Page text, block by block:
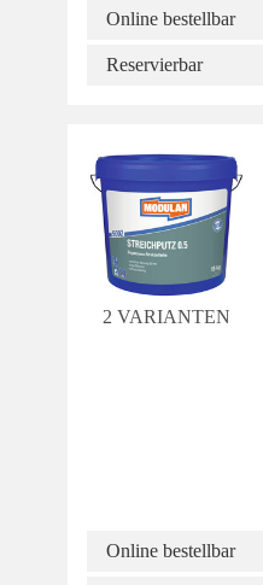
Online bestellbar
Reservierbar
2 VARIANTEN
Online bestellbar